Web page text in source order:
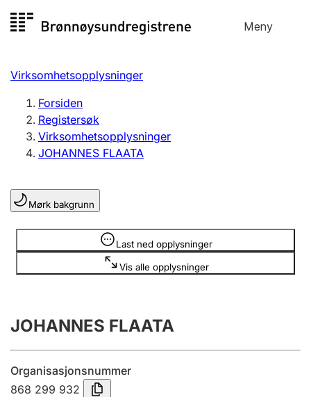
til
Meny
Registersøk
Aksjeselskap
Enkeltpersonforetak
Registrere, endre, slette
Lag og forening
Registrere, endre, slette
Årsregnskap
Innsending og forsinkelsesgebyr
Virksomhetsopplysninger
Forsiden
Registersøk
Virksomhetsopplysninger
JOHANNES FLAATA
Mørk bakgrunn
Last ned opplysninger
Vis alle opplysninger
Opplysninger er skjult
JOHANNES FLAATA
Organisasjonsnummer
868 299 932